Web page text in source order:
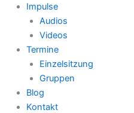
Impulse
Audios
Videos
Termine
Einzelsitzung
Gruppen
Blog
Kontakt